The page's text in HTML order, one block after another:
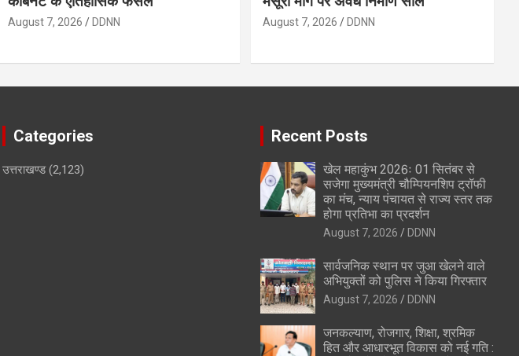
August 7, 2026 DDNN August 7, 2026 DDNN
Categories
उत्तराखण्ड(2,123)
Recent Posts
खेल महाकुंभ 2026ः 01 सितंबर से
सजेगा मुख्यमंत्री चौम्पियनशिप ट्रॉफी
का मंच, न्याय पंचायत से राज्य स्तर तक
होगा प्रतिभा का प्रदर्शन
August 7, 2026 DDNN
सार्वजनिक स्थान पर जुआ खेलने वाले
अभियुक्तों को पुलिस ने किया गिरफ्तार
August 7, 2026 DDNN
जनकल्याण, रोजगार, शिक्षा, श्रमिक
हित और आधारभूत विकास को नई गति :